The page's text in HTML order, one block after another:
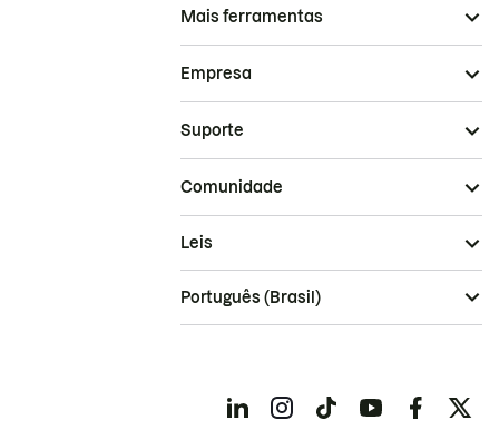
Mais ferramentas
Empresa
Suporte
Comunidade
Leis
Português (Brasil)